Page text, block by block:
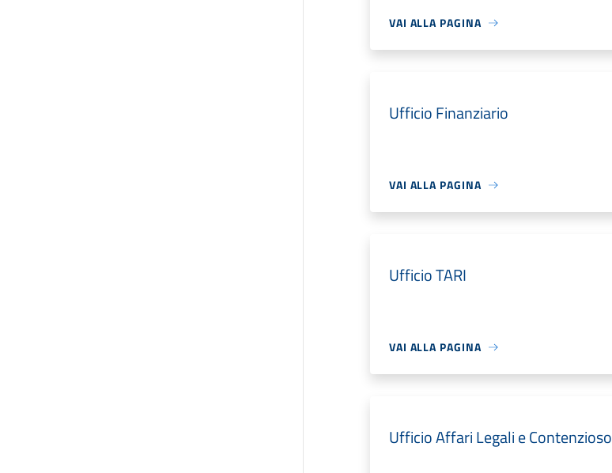
VAI ALLA PAGINA
Ufficio Finanziario
VAI ALLA PAGINA
Ufficio TARI
VAI ALLA PAGINA
Ufficio Affari Legali e Contenzioso